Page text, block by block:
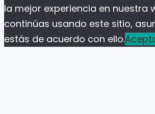
la mejor experiencia en nuestra
continúas usando este sitio,
estás de acuerdo con ello.